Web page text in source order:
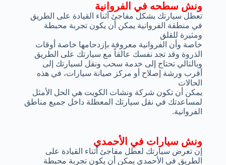
ونش سطحه في الفروانية
تعطل سيارتك بشكل مفاجئ أثناء القيادة على الطريق
في منطقة الفروانية يمكن أن يكون تجربة محبطة
ومثيرة للقلق
خاصة وأن الفروانية معروفة بإزدحامها خاصة أوقات
الذروة وقد تجد نفسك عالقاً مع سيارتك على الطريق
وبالتالي تحتاج إلى خدمة سحب ونقل لسيارتك إلى
أقرب ورشة إصلاح أو مركز صيانة سيارات، في هذه
الحالات
يمكن أن تكون شركة ونشات الكويت هي الحل الأمثل
لمساعدتك في نقل سيارتك المعطلة داخل جميع مناطق
الفروانية.
ونش سيارات في الأحمدي
إن تعرض سيارتك لعطل مفاجئ أثناء القيادة على
الطريق في الأحمدي يمكن أن يكون تجربة محبطة